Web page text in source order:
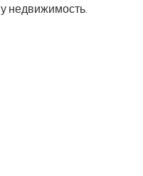
недвижимость.